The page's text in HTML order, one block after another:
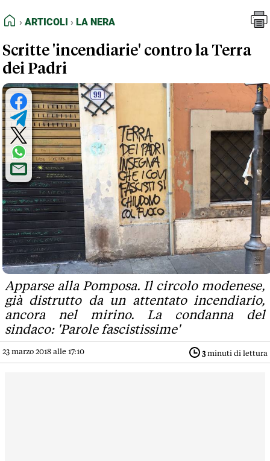
FEED RSS
NORMATIVE DEONTOLOGICHE
TERMINI e CONDIZIONI
HOME
ARTICOLI LA NERA
Scritte 'incendiarie' contro la Terra
dei Padri
Apparse alla Pomposa. Il circolo modenese,
già distrutto da un attentato incendiario,
ancora nel mirino. La condanna del
sindaco: 'Parole fascistissime'
23 marzo 2018 alle 17:10 3minuti di lettura